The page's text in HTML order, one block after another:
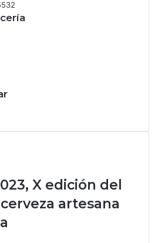
X edición del
artesana